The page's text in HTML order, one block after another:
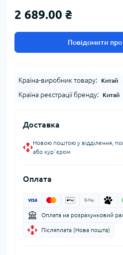
2 689.00 ₴
Повідомити про
Країна-виробник товару: Китай
Країна реєстрації бренду: Китай
Доставка
Новою поштою у відділення,
або курʼєром
Оплата
Оплата на розрахунковий
Післяплата (Нова пошта)